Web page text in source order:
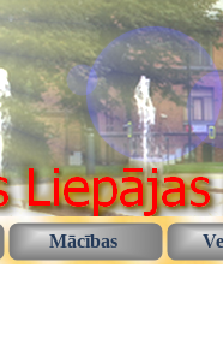
Mācības